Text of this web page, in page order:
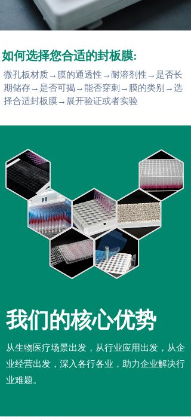
如何选择您合适的封板膜:
微孔板材质→膜的通透性→耐溶剂性→是否长
期储存→是否可揭→能否穿刺→膜的类别→选
择合适封板膜→展开验证或者实验
我们的核心优势
从生物医疗场景出发，从行业应用出发，从企
业经营出发，深入各行各业，助力企业解决行
业难题。